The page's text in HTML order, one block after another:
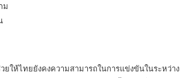
ม
ให้ไทยยังคงความสามารถในการแข่งขันในระหว่าง